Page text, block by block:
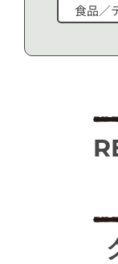
食品／